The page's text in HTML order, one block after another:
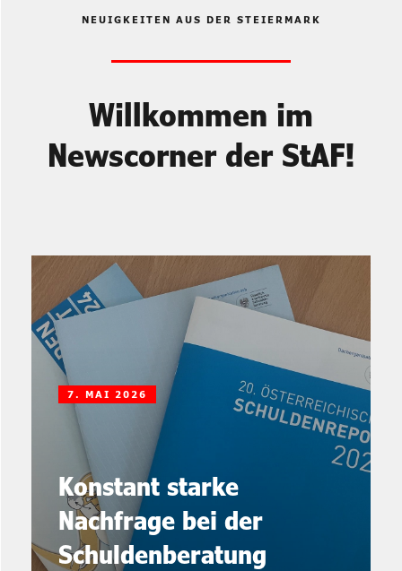
NEUIGKEITEN AUS DER STEIERMARK
Willkommen im
Newscorner der StAF!
Konstant starke
Nachfrage bei der
Schuldenberatung
7. MAI 2026